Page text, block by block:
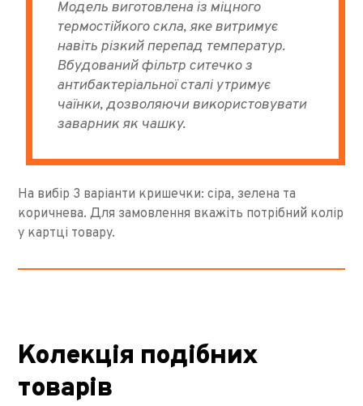
Модель виготовлена ​​із міцного
термостійкого скла, яке витримує
навіть різкий перепад температур.
Вбудований фільтр ситечко з
антибактеріальної сталі утримує
чаїнки, дозволяючи використовувати
заварник як чашку.
На вибір 3 варіанти кришечки: сіра, зелена та
коричнева. Для замовлення вкажіть потрібний колір
у картці товару.
Колекція подібних
товарів